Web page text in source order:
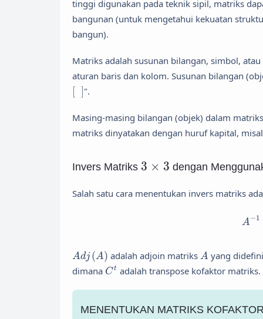
tinggi digunakan pada teknik sipil, matriks
bangunan (untuk mengetahui kekuatan
bangun).
Matriks adalah susunan bilangan, simbol,
aturan baris dan kolom. Susunan bilangan
[ ]
[ ]".
Masing-masing bilangan (objek) dalam
matriks dinyatakan dengan huruf kapital,
Invers Matriks 3 × 3
3 ×3 dengan
Salah satu cara menentukan invers matriks
A−1
Adj (A)
A dj(A ) adalah adjoin matriks A
A yang
dimana Ct
Ct adalah transpose kofaktor matriks.
MENENTUKAN MATRIKS KOFAKTOR